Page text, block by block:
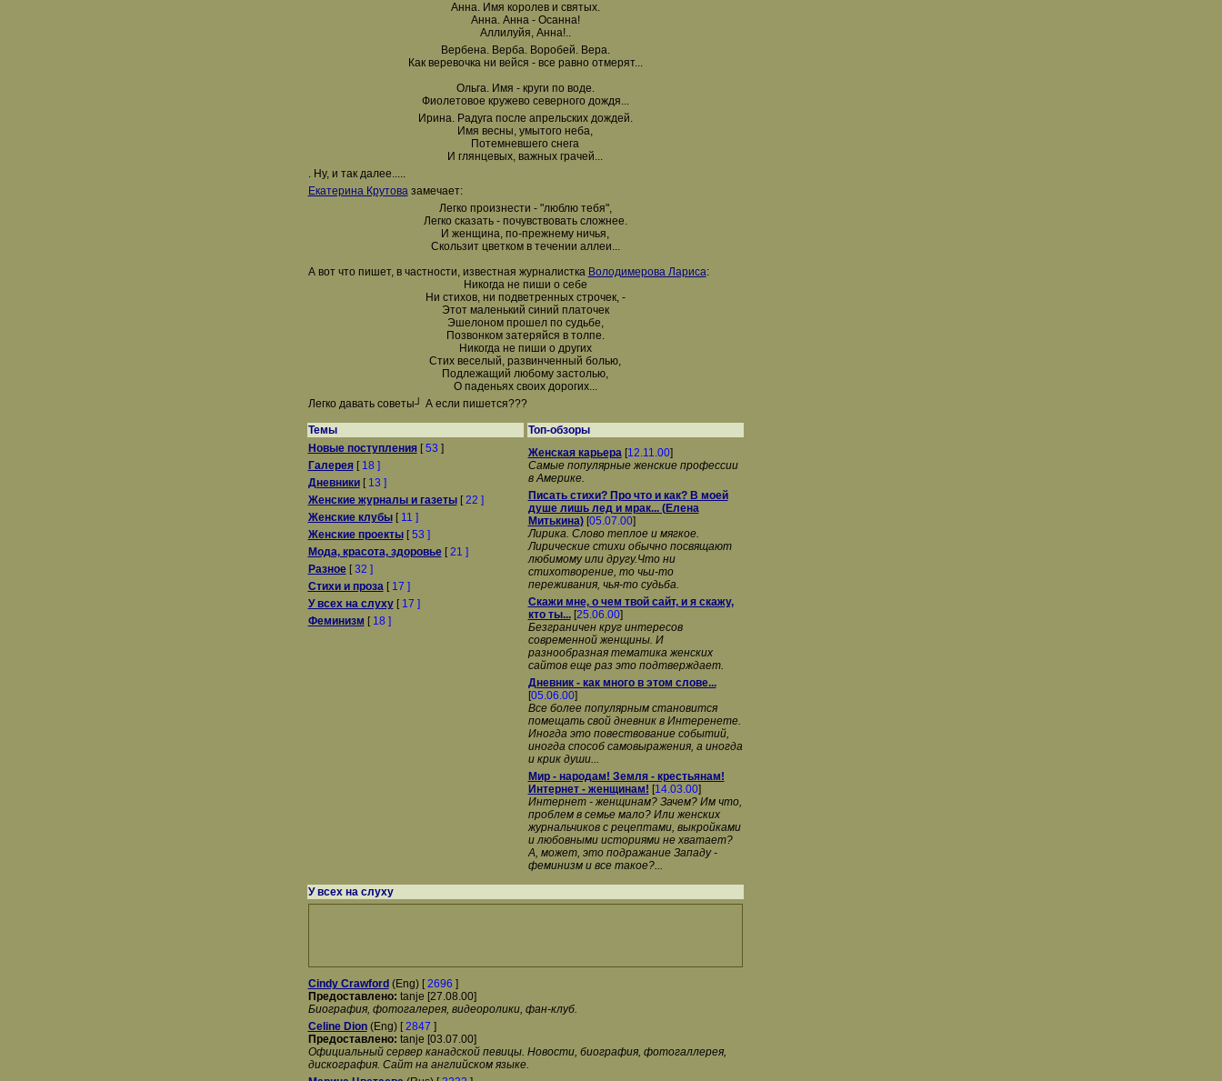
Анна. Имя королев и святых.
Анна. Анна - Осанна!
Аллилуйя, Анна!..
Вербена. Верба. Воробей. Вера.
Как веревочка ни вейся - все равно отмерят...
Ольга. Имя - круги по воде.
Фиолетовое кружево северного дождя...
Ирина. Радуга после апрельских дождей.
Имя весны, умытого неба,
Потемневшего снега
И глянцевых, важных грачей...
. Ну, и так далее.....
Екатерина Крутовазамечает:
Легко произнести - "люблю тебя",
Легко сказать - почувствовать сложнее.
И женщина, по-прежнему ничья,
Скользит цветком в течении аллеи...
А вот что пишет, в частности, известная журналистка Володимерова Лариса:
Никогда не пиши о себе
Ни стихов, ни подветренных строчек, -
Этот маленький синий платочек
Эшелоном прошел по судьбе,
Позвонком затеряйся в толпе.
Никогда не пиши о других
Стих веселый, развинченный болью,
Подлежащий любому застолью,
О паденьях своих дорогих...
Легко давать советы┘ А если пишется???
Темы
Топ-обзоры
Новые поступления[53 ]
Галерея[ 18 ]
Дневники[ 13 ]
Женские журналы и газеты[22 ]
Женские клубы[ 11 ]
Женские проекты[53 ]
Мода, красота, здоровье[21 ]
Разное[32 ]
Стихи и проза[ 17 ]
У всех на слуху[ 17 ]
Феминизм [ 18 ]
Женская карьера[12.11.00]
Самые популярные женские профессии
в Америке.
Писать стихи? Пpо что и как? В моей
душе лишь лед и мpак... (Елена
Митькина)[05.07.00]
Лирика. Слово теплое и мягкое.
Лирические стихи обычно посвящают
любимому или другу.Что ни
стихотворение, то чьи-то
переживания, чья-то судьба.
Скажи мне, о чем твой сайт, и я скажу,
кто ты...[25.06.00]
Безграничен круг интересов
современной женщины. И
разнообразная тематика женских
сайтов еще раз это подтверждает.
Дневник - как много в этом слове...
[05.06.00]
Все более популярным становится
помещать свой дневник в Интеренете.
Иногда это повествование событий,
иногда способ самовыражения, а иногда
и крик души...
Мир - народам! Земля - крестьянам!
Интернет - женщинам! [14.03.00]
Интернет - женщинам? Зачем? Им что,
проблем в семье мало? Или женских
журнальчиков с рецептами, выкройками
и любовными историями не хватает?
А, может, это подражание Западу -
феминизм и все такое?...
У всех на слуху
Cindy Crawford (Eng) [2696 ]
Предоставлено: tanje [27.08.00]
Биография, фотогалерея, видеоролики, фан-клуб.
Celine Dion(Eng) [2847 ]
Предоставлено: tanje [03.07.00]
Официальный сервер канадской певицы. Новости, биография, фотогаллерея,
дискография. Сайт на английском языке.